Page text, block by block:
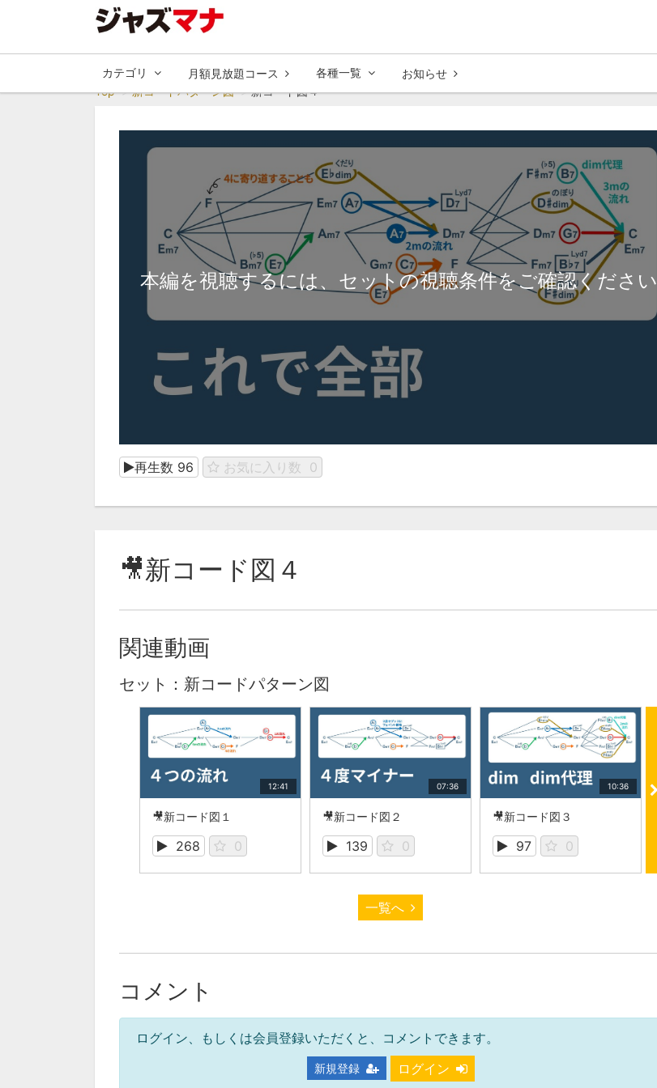
カテゴリ 月額見放題コース 各種一覧 お知らせ
Top
新コードパターン図 新コード図４
本編を視聴するには、セットの視聴条件をご確認ください
再生数 96 お気に入り数 0
🎥新コード図４
関連動画
セット：新コードパターン図
12:41
🎥新コード図１
268 0
07:36
🎥新コード図２
139 0
10:36
🎥新コード図３
97 0
一覧へ
コメント
ログイン、もしくは会員登録いただくと、コメントできます。
新規登録 ログイン